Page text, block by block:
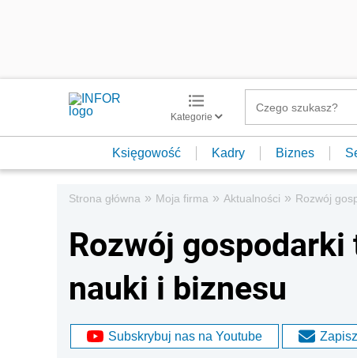
Kategorie
Księgowość Kadry Biznes
Strona główna » Moja firma » Aktualności » Rozwój
Rozwój
nauki i biznesu
Subskrybuj nas na Youtube